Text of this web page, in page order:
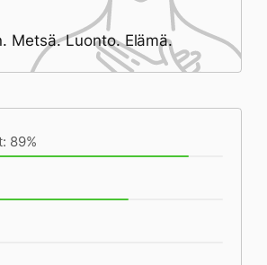
Metsä. Luonto. Elämä.
89%